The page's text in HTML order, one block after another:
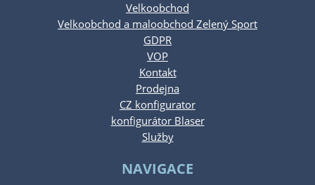
Velkoobchod
Velkoobchod a maloobchod Zelený Sport
GDPR
VOP
Kontakt
Prodejna
CZ konfigurator
konfigurátor Blaser
Služby
NAVIGACE